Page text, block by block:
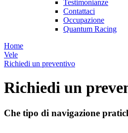
Testimonianze
Contattaci
Occupazione
Quantum Racing
Home
Vele
Richiedi un preventivo
Richiedi un
Che tipo di navigazione